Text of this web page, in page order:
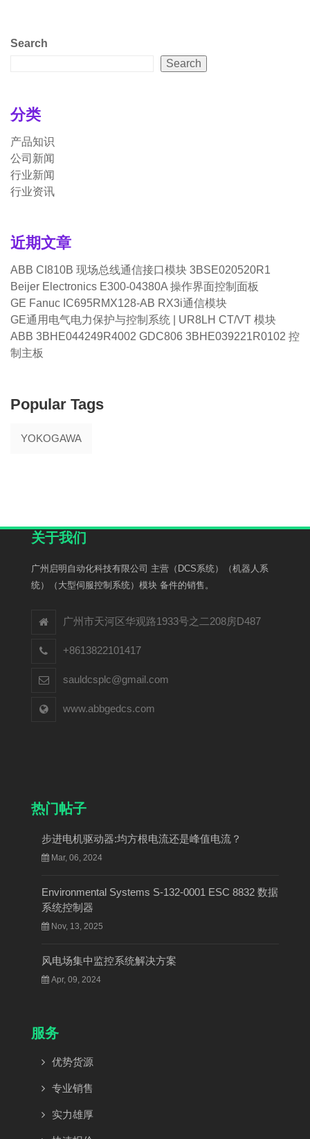
Search
Search
分类
产品知识
公司新闻
行业新闻
行业资讯
近期文章
ABB CI810B 现场总线通信接口模块 3BSE020520R1
Beijer Electronics E300-04380A 操作界面控制面板
GE Fanuc IC695RMX128-AB RX3i通信模块
GE通用电气电力保护与控制系统 | UR8LH CT/VT 模块
ABB 3BHE044249R4002 GDC806 3BHE039221R0102 控
制主板
Popular Tags
YOKOGAWA
关于我们
广州启明自动化科技有限公司 主营（DCS系统）（机器人系
统）（大型伺服控制系统）模块 备件的销售。
广州市天河区华观路1933号之二208房D487
+8613822101417
sauldcsplc@gmail.com
www.abbgedcs.com
热门帖子
步进电机驱动器:均方根电流还是峰值电流？
Mar, 06, 2024
Environmental Systems S-132-0001 ESC 8832 数据
系统控制器
Nov, 13, 2025
风电场集中监控系统解决方案
Apr, 09, 2024
服务
优势货源
专业销售
实力雄厚